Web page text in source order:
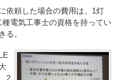
依頼した場合の費用は、1灯
電気工事士の資格を持ってい
る。